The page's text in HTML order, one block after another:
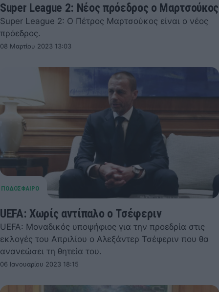
Super League 2: Νέος πρόεδρος ο Μαρτσούκος
Super League 2: Ο Πέτρος Μαρτσούκος είναι ο νέος
πρόεδρος.
08 Μαρτίου 2023 13:03
UEFA: Χωρίς αντίπαλο ο Τσέφεριν
UEFA: Μοναδικός υποψήφιος για την προεδρία στις
εκλογές του Απριλίου ο Αλεξάντερ Τσέφεριν που θα
ανανεώσει τη θητεία του.
06 Ιανουαρίου 2023 18:15